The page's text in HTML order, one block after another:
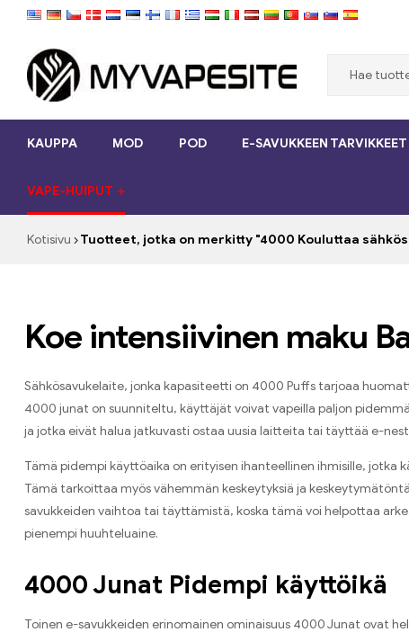
Myvapesite.de
savukkeet
halpaa
verkossa
KAUPPA MOD POD E-SAVUKKEEN TARVIKKEET
VAPE-HUIPUT
Kotisivu Tuotteet, jotka on merkitty "4000 Kouluttaa
Koe intensiivinen maku
Sähkösavukelaite, jonka kapasiteetti on 4000 Puffs tarjoaa
4000 junat on suunniteltu, käyttäjät voivat vapeilla paljon
ja jotka eivät halua jatkuvasti ostaa uusia laitteita tai täyttää e-
Tämä pidempi käyttöaika on erityisen ihanteellinen ihmisille,
Tämä tarkoittaa myös vähemmän keskeytyksiä ja
savukkeiden vaihtoa tai täyttämistä, koska tämä voi helpottaa
pienempi huuhteluaine.
4000 Junat Pidempi käyttöikä
Toinen e-savukkeiden erinomainen ominaisuus 4000 Junat ovat